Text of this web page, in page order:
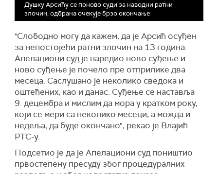
Душку Арсићу се поново суди за наводни ратни
злочин, одбрана очекује брзо окончање
"Слободно могу да кажем, да је Арсић осуђен
за непостојећи ратни злочин на 13 година.
Апелациони суд је наредио ново суђење и
ново суђење је почело пре отприлике два
месеца. Саслушано је неколико сведока и
оштећених, као и данас. Суђење се наставља
9. децембра и мислим да мора у кратком року,
који се мери са неколико месеци, а можда и
недеља, да буде окончано", рекао је Влајић
РТС-у.
Подсетио је да је Апелациони суд поништио
првостепену пресуду због процедуралних